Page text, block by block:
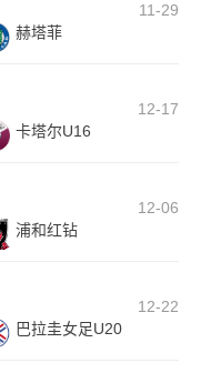
11-29
赫塔菲
12-17
卡塔尔U16
12-06
浦和红钻
12-22
巴拉圭女足U20